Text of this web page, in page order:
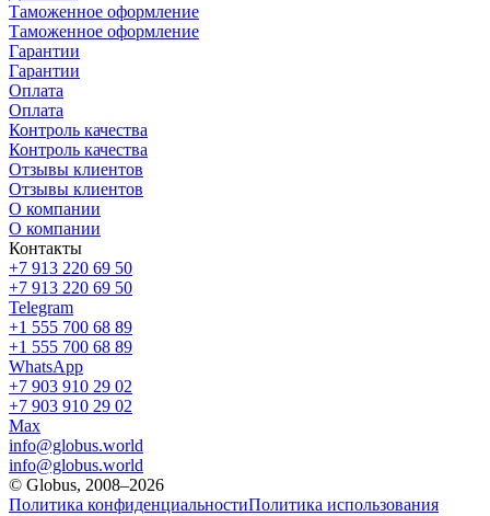
Таможенное оформление
Таможенное оформление
Гарантии
Гарантии
Оплата
Оплата
Контроль качества
Контроль качества
Отзывы клиентов
Отзывы клиентов
О компании
О компании
Контакты
+7 913 220 69 50
+7 913 220 69 50
Telegram
+1 555 700 68 89
+1 555 700 68 89
WhatsApp
+7 903 910 29 02
+7 903 910 29 02
Max
info@globus.world
info@globus.world
© Globus, 2008–2026
Политика конфиденциальностиПолитика использования